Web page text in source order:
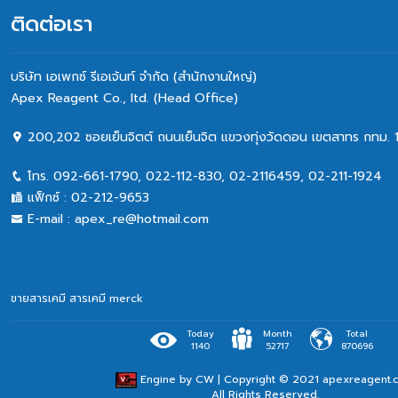
ติดต่อเรา
บริษัท เอเพกซ์ รีเอเจ้นท์ จำกัด (สำนักงานใหญ่)
Apex Reagent Co., Itd. (Head Office)
200,202 ซอยเย็นจิตต์ ถนนเย็นจิต แขวงทุ่งวัดดอน เขตสาทร กทม.
โทร. 092-661-1790, 022-112-830, 02-2116459, 02-211-1924
แฟ็กซ์ : 02-212-9653
E-mail : apex_re@hotmail.com
ขายสารเคมี สารเคมี merck
Engine by CW| Copyright © 2021
All Rights Reserved.
Today
1140
Month
52717
Total
870696